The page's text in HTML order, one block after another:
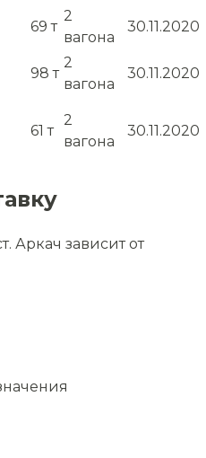
69 т
2
вагона
30.11.2020
98 т
2
вагона
30.11.2020
61 т
2
вагона
30.11.2020
Аркач зависит от